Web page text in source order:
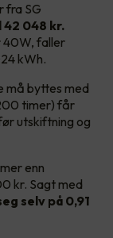
fra SG
048 kr.
40W, faller
kWh.
må byttes med
timer) får
utskiftning og
enn
kr. Sagt med
selv på 0,91